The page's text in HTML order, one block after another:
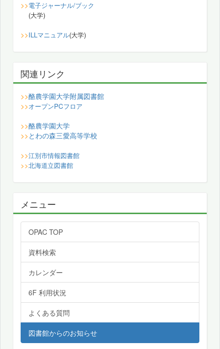
>>電子ジャーナル/ブック
(大学)
>>ILLマニュアル(大学)
関連リンク
>>酪農学園大学附属図書館
>>オープンPCフロア
>>酪農学園大学
>> とわの森三愛高等学校
>>江別市情報図書館
>>北海道立図書館
メニュー
OPAC TOP
資料検索
カレンダー
6F 利用状況
よくある質問
図書館からのお知らせ